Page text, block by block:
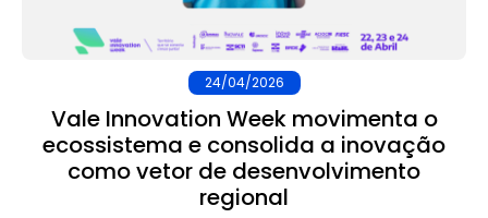
24/04/2026
Vale Innovation Week movimenta o
ecossistema e consolida a inovação
como vetor de desenvolvimento
regional